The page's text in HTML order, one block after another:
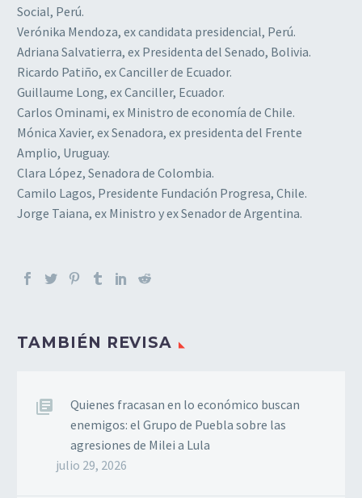
Social, Perú.
Verónika Mendoza, ex candidata presidencial, Perú.
Adriana Salvatierra, ex Presidenta del Senado, Bolivia.
Ricardo Patiño, ex Canciller de Ecuador.
Guillaume Long, ex Canciller, Ecuador.
Carlos Ominami, ex Ministro de economía de Chile.
Mónica Xavier, ex Senadora, ex presidenta del Frente
Amplio, Uruguay.
Clara López, Senadora de Colombia.
Camilo Lagos, Presidente Fundación Progresa, Chile.
Jorge Taiana, ex Ministro y ex Senador de Argentina.
TAMBIÉN REVISA
Quienes fracasan en lo económico buscan
enemigos: el Grupo de Puebla sobre las
agresiones de Milei a Lula
julio 29, 2026